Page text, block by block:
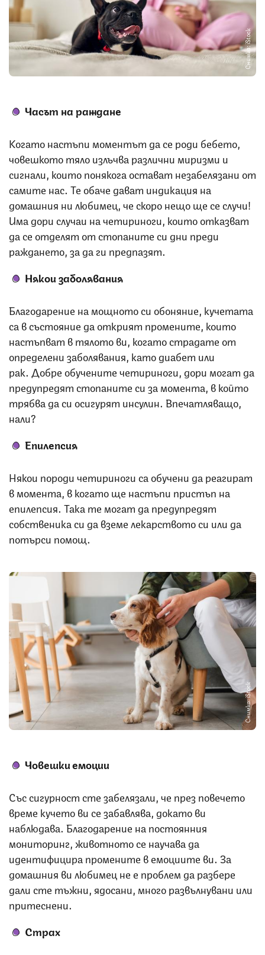
Снимка: iStock
Часът на раждане
Когато настъпи моментът да се роди бебето,
човешкото тяло излъчва различни миризми и
сигнали, които понякога остават незабелязани от
самите нас. Те обаче дават индикация на
домашния ни любимец, че скоро нещо ще се случи!
Има дори случаи на четириноги, които отказват
да се отделят от стопаните си дни преди
раждането, за да ги предпазят.
Някои заболявания
Благодарение на мощното си обоняние, кучетата
са в състояние да открият промените, които
настъпват в тялото ви, когато страдате от
определени заболявания, като диабет или
рак. Добре обучените четириноги, дори могат да
предупредят стопаните си за момента, в който
трябва да си осигурят инсулин. Впечатляващо,
нали?
Епилепсия
Някои породи четириноги са обучени да реагират
в момента, в когато ще настъпи пристъп на
епилепсия. Така те могат да предупредят
собственика си да вземе лекарството си или да
потърси помощ.
Снимка: iStock
Човешки емоции
Със сигурност сте забелязали, че през повечето
време кучето ви се забавлява, докато ви
наблюдава. Благодарение на постоянния
мониторинг, животното се научава да
идентифицира промените в емоциите ви. За
домашния ви любимец не е проблем да разбере
дали сте тъжни, ядосани, много развълнувани или
притеснени.
Страх